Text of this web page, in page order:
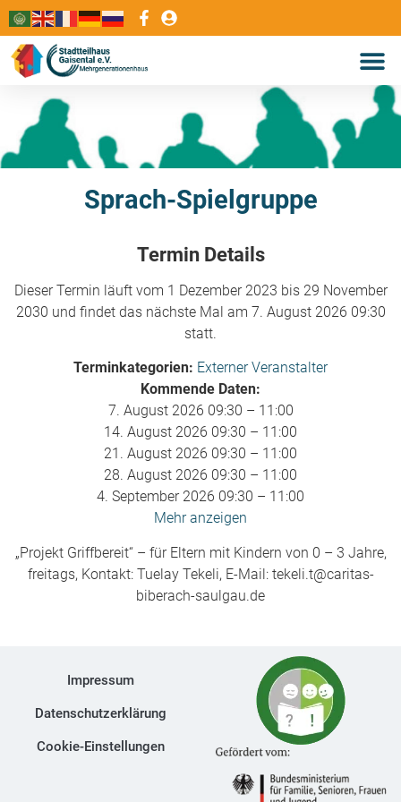
Sprach-Spielgruppe
Termin Details
Dieser Termin läuft vom 1 Dezember 2023 bis 29 November
2030 und findet das nächste Mal am 7. August 2026 09:30
statt.
Terminkategorien: Externer Veranstalter
Kommende Daten:
7. August 2026 09:30 – 11:00
14. August 2026 09:30 – 11:00
21. August 2026 09:30 – 11:00
28. August 2026 09:30 – 11:00
4. September 2026 09:30 – 11:00
Mehr anzeigen
„Projekt Griffbereit“ – für Eltern mit Kindern von 0 – 3 Jahre,
freitags, Kontakt: Tuelay Tekeli, E-Mail: tekeli.t@caritas-
biberach-saulgau.de
Impressum
Datenschutzerklärung
Cookie-Einstellungen